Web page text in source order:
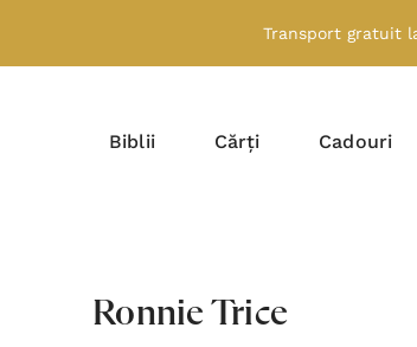
Transport gratuit
Biblii Cărți Cadouri
Ronnie Trice